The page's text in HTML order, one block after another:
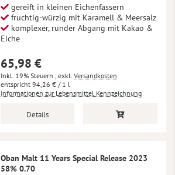
gereift in kleinen Eichenfässern
fruchtig-würzig mit Karamell & Meersalz
komplexer, runder Abgang mit Kakao &
Eiche
65,98 €
Inkl. 19% Steuern , exkl. Versandkosten
94,26 € / 1 l
Informationen zur Lebensmittel Kennzeichnung
Details
Oban Malt 11 Years Special Release 2023
58% 0.70